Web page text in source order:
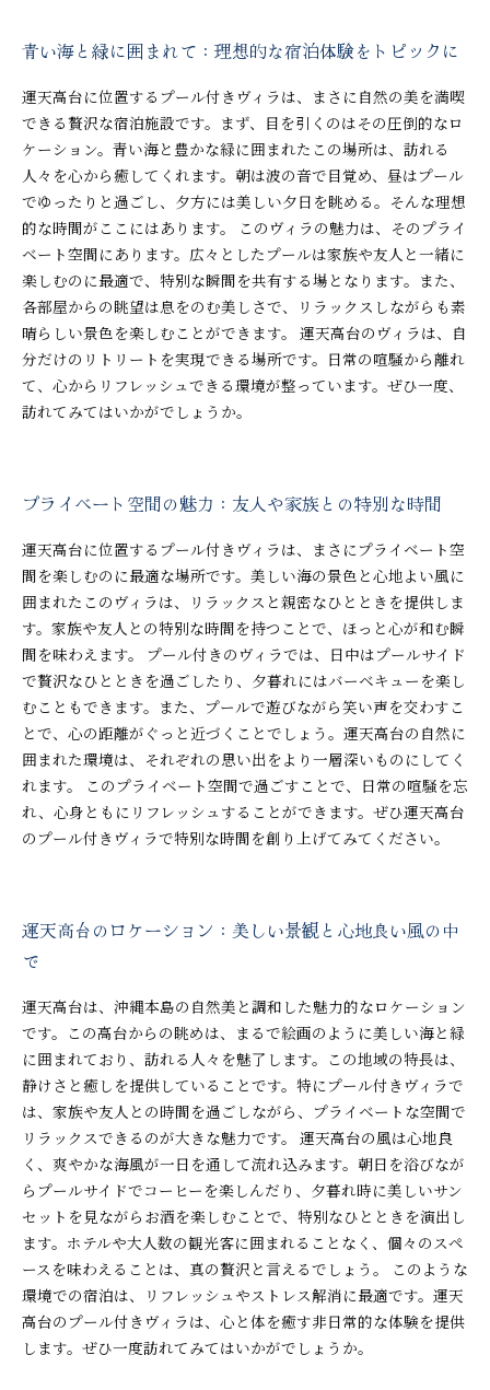
青い海と緑に囲まれて：理想的な宿泊体験をトピックに
運天高台に位置するプール付きヴィラは、まさに自然の美を満喫
できる贅沢な宿泊施設です。まず、目を引くのはその圧倒的なロ
ケーション。青い海と豊かな緑に囲まれたこの場所は、訪れる
人々を心から癒してくれます。朝は波の音で目覚め、昼はプール
でゆったりと過ごし、夕方には美しい夕日を眺める。そんな理想
的な時間がここにはあります。 このヴィラの魅力は、そのプライ
ベート空間にあります。広々としたプールは家族や友人と一緒に
楽しむのに最適で、特別な瞬間を共有する場となります。また、
各部屋からの眺望は息をのむ美しさで、リラックスしながらも素
晴らしい景色を楽しむことができます。 運天高台のヴィラは、自
分だけのリトリートを実現できる場所です。日常の喧騒から離れ
て、心からリフレッシュできる環境が整っています。ぜひ一度、
訪れてみてはいかがでしょうか。
プライベート空間の魅力：友人や家族との特別な時間
運天高台に位置するプール付きヴィラは、まさにプライベート空
間を楽しむのに最適な場所です。美しい海の景色と心地よい風に
囲まれたこのヴィラは、リラックスと親密なひとときを提供しま
す。家族や友人との特別な時間を持つことで、ほっと心が和む瞬
間を味わえます。 プール付きのヴィラでは、日中はプールサイド
で贅沢なひとときを過ごしたり、夕暮れにはバーベキューを楽し
むこともできます。また、プールで遊びながら笑い声を交わすこ
とで、心の距離がぐっと近づくことでしょう。運天高台の自然に
囲まれた環境は、それぞれの思い出をより一層深いものにしてく
れます。 このプライベート空間で過ごすことで、日常の喧騒を忘
れ、心身ともにリフレッシュすることができます。ぜひ運天高台
のプール付きヴィラで特別な時間を創り上げてみてください。
運天高台のロケーション：美しい景観と心地良い風の中
で
運天高台は、沖縄本島の自然美と調和した魅力的なロケーション
です。この高台からの眺めは、まるで絵画のように美しい海と緑
に囲まれており、訪れる人々を魅了します。この地域の特長は、
静けさと癒しを提供していることです。特にプール付きヴィラで
は、家族や友人との時間を過ごしながら、プライベートな空間で
リラックスできるのが大きな魅力です。 運天高台の風は心地良
く、爽やかな海風が一日を通して流れ込みます。朝日を浴びなが
らプールサイドでコーヒーを楽しんだり、夕暮れ時に美しいサン
セットを見ながらお酒を楽しむことで、特別なひとときを演出し
ます。ホテルや大人数の観光客に囲まれることなく、個々のスペ
ースを味わえることは、真の贅沢と言えるでしょう。 このような
環境での宿泊は、リフレッシュやストレス解消に最適です。運天
高台のプール付きヴィラは、心と体を癒す非日常的な体験を提供
します。ぜひ一度訪れてみてはいかがでしょうか。